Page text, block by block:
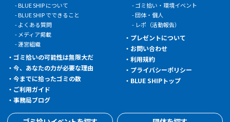
BLUE SHIP について
BLUE SHIP でできること
よくある質問
メディア掲載
運営組織
ゴミ拾いの可能性は無限大だ
今、あなたの力が必要な理由
今までに拾ったゴミの数
ご利用ガイド
事務局ブログ
ゴミ拾い・環境イベント
団体・個人
レポ（活動報告）
プレゼントについて
お問い合わせ
利用規約
プライバシーポリシー
BLUE SHIPトップ